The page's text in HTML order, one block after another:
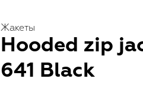
Жакеты
Hooded zip
641 Black